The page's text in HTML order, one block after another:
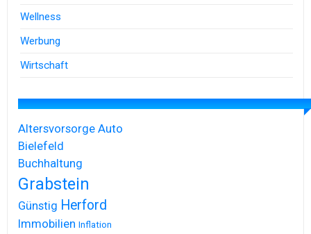
Wellness
Werbung
Wirtschaft
Altersvorsorge Auto
Bielefeld
Buchhaltung
Grabstein
Günstig Herford
Immobilien Inflation